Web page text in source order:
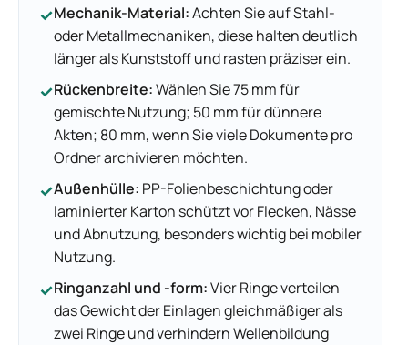
✓Mechanik-Material:Achten Sie auf Stahl-
oder Metallmechaniken, diese halten deutlich
länger als Kunststoff und rasten präziser ein.
✓Rückenbreite:Wählen Sie 75 mm für
gemischte Nutzung; 50 mm für dünnere
Akten; 80 mm, wenn Sie viele Dokumente pro
Ordner archivieren möchten.
✓Außenhülle: PP-Folienbeschichtung oder
laminierter Karton schützt vor Flecken, Nässe
und Abnutzung, besonders wichtig bei mobiler
Nutzung.
✓Ringanzahl und -form:Vier Ringe verteilen
das Gewicht der Einlagen gleichmäßiger als
zwei Ringe und verhindern Wellenbildung